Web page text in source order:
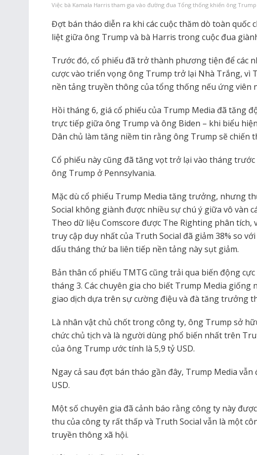
Việc bà Kamala Harris tham gia vào đường đua Tổng thống khiến ông
Đợt bán tháo diễn ra khi các cuộc thăm dò toàn quốc
liệt giữa ông Trump và bà Harris trong cuộc đua
Trước đó, cổ phiếu đã trở thành phương tiện để các
cược vào triển vọng ông Trump trở lại Nhà Trắng, vì
nền tảng truyền thông của tổng thống nếu ứng viên
Hồi tháng 6, giá cổ phiếu của Trump Media đã tăng
trực tiếp giữa ông Trump và ông Biden – khi biểu
Dân chủ làm tăng niềm tin rằng ông Trump sẽ chiến
Cổ phiếu này cũng đã tăng vọt trở lại vào tháng
ông Trump ở Pennsylvania.
Mặc dù cổ phiếu Trump Media tăng trưởng, nhưng
Social không giành được nhiều sự chú ý giữa vô vàn
Theo dữ liệu Comscore được The Righting phân tích,
truy cập duy nhất của Truth Social đã giảm 38% so
dấu tháng thứ ba liên tiếp nền tảng này sụt giảm.
Bản thân cổ phiếu TMTG cũng trải qua biến động
tháng 3. Các chuyên gia cho biết Trump Media giống
giao dịch dựa trên sự cường điệu và đà tăng trưởng
Là nhân vật chủ chốt trong công ty, ông Trump sở
chức chủ tịch và là người dùng phổ biến nhất trên
của ông Trump ước tính là 5,9 tỷ USD.
Ngay cả sau đợt bán tháo gần đây, Trump Media
USD.
Một số chuyên gia đã cảnh báo rằng công ty này
thu của công ty rất thấp và Truth Social vẫn là một
truyền thông xã hội.